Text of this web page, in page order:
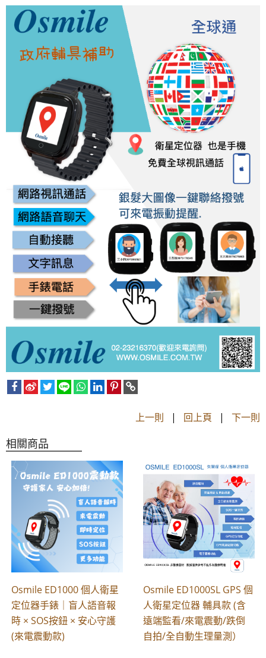
上一則 | 回上頁 | 下一則
相關商品
Osmile ED1000 個人衛星
定位器手錶｜盲人語音報
時 × SOS按鈕 × 安心守護
(來電震動款)
Osmile ED1000SL GPS 個
人衛星定位器 輔具款 (含
遠端監看/來電震動/跌倒
自拍/全自動生理量測）